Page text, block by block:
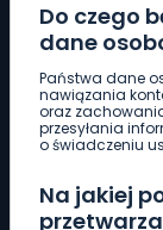
Do czego
dane
Państwa dane
nawiązania
oraz
przesyłania
o świadczeniu
Na jakiej
Pobierz logotyp
LINIA